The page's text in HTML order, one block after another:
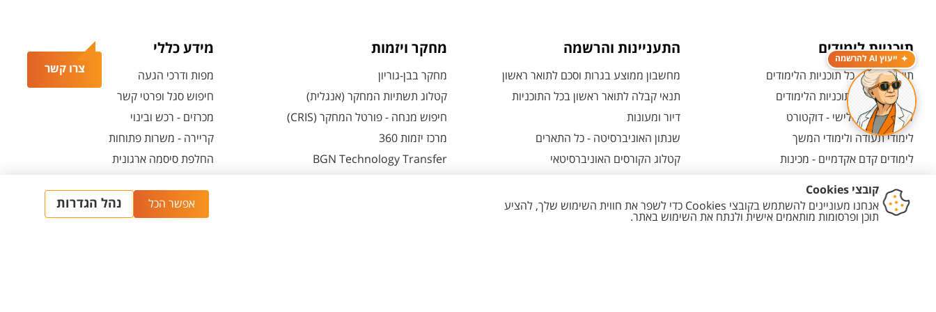
צרו קשר
ייעוץ AI להרשמה
תוכניות לימודים
תואר ראשון - כל תוכניות הלימודים
תואר שני - כל תוכניות הלימודים
לימודי תואר שלישי - דוקטורט
לימודי תעודה ולימודי המשך
לימודים קדם אקדמיים - מכינות
תוכניות בין-לאומיות
התעניינות והרשמה
מחשבון ממוצע בגרות וסכם לתואר ראשון
תנאי קבלה לתואר ראשון בכל התוכניות
דיור ומעונות
שנתון האוניברסיטה - כל התארים
קטלוג הקורסים האוניברסיטאי
אחרי שהתקבלת - כל מה שצריך לדעת
מחקר ויזמות
מחקר בבן-גוריון
קטלוג תשתיות המחקר (אנגלית)
חיפוש מנחה - פורטל המחקר (CRIS)
מרכז יזמות 360
BGN Technology Transfer
מידע כללי
מפות ודרכי הגעה
חיפוש סגל ופרטי קשר
מכרזים - רכש ובינוי
קריירה - משרות פתוחות
החלפת סיסמה ארגונית
חירום